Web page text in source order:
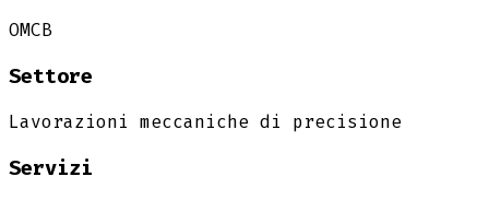
OMCB
Settore
Lavorazioni meccaniche di precisione
Servizi